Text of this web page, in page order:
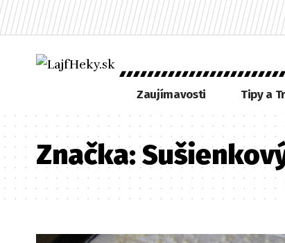
Zaujímavosti Tipy a
Značka: